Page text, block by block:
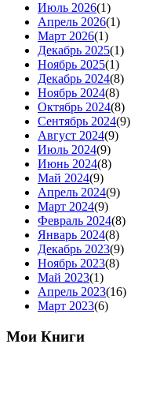
Июль 2026(1)
Апрель 2026(1)
Март 2026(1)
Декабрь 2025(1)
Ноябрь 2025(1)
Декабрь 2024(8)
Ноябрь 2024(8)
Октябрь 2024(8)
Сентябрь 2024(9)
Август 2024(9)
Июль 2024(9)
Июнь 2024(8)
Май 2024(9)
Апрель 2024(9)
Март 2024(9)
Февраль 2024(8)
Январь 2024(8)
Декабрь 2023(9)
Ноябрь 2023(8)
Май 2023(1)
Апрель 2023(16)
Март 2023(6)
Мои Книги